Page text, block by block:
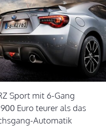
Sport mit 6-Gang
Euro teurer als das
Automatik